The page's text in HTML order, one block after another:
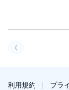
利用規約 プラ